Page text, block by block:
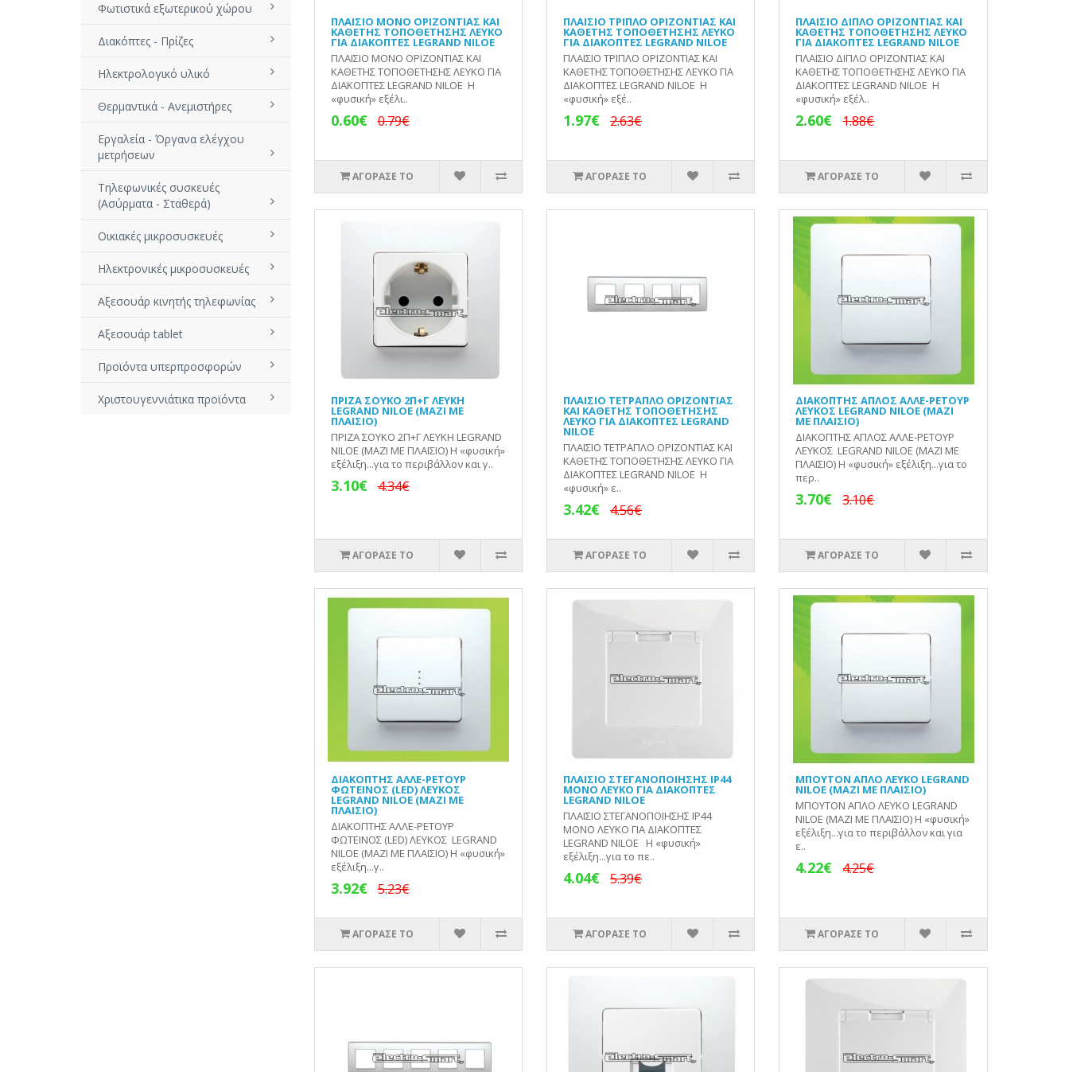
Φωτιστικά εξωτερικού χώρου
Διακόπτες - Πρίζες
Ηλεκτρολογικό υλικό
Θερμαντικά - Ανεμιστήρες
Εργαλεία - Όργανα ελέγχου
μετρήσεων
Τηλεφωνικές συσκευές
(Ασύρματα - Σταθερά)
Οικιακές μικροσυσκευές
Ηλεκτρονικές μικροσυσκευές
Αξεσουάρ κινητής τηλεφωνίας
Αξεσουάρ tablet
Προϊόντα υπερπροσφορών
Χριστουγεννιάτικα προϊόντα
ΠΛΑΙΣΙΟ ΜΟΝΟ ΟΡΙΖΟΝΤΙΑΣ ΚΑΙ
ΚΑΘΕΤΗΣ ΤΟΠΟΘΕΤΗΣΗΣ ΛΕΥΚΟ
ΓΙΑ ΔΙΑΚΟΠΤΕΣ LEGRAND NILOE
ΠΛΑΙΣΙΟ ΜΟΝΟ ΟΡΙΖΟΝΤΙΑΣ ΚΑΙ
ΚΑΘΕΤΗΣ ΤΟΠΟΘΕΤΗΣΗΣ ΛΕΥΚΟ ΓΙΑ
ΔΙΑΚΟΠΤΕΣ LEGRAND NILOE Η
«φυσική» εξέλι..
0.60€ 0.79€
ΑΓΟΡΑΣΕ ΤΟ
ΠΛΑΙΣΙΟ ΤΡΙΠΛΟ ΟΡΙΖΟΝΤΙΑΣ ΚΑΙ
ΚΑΘΕΤΗΣ ΤΟΠΟΘΕΤΗΣΗΣ ΛΕΥΚΟ
ΓΙΑ ΔΙΑΚΟΠΤΕΣ LEGRAND NILOE
ΠΛΑΙΣΙΟ ΤΡΙΠΛΟ ΟΡΙΖΟΝΤΙΑΣ ΚΑΙ
ΚΑΘΕΤΗΣ ΤΟΠΟΘΕΤΗΣΗΣ ΛΕΥΚΟ ΓΙΑ
ΔΙΑΚΟΠΤΕΣ LEGRAND NILOE Η
«φυσική» εξέ..
1.97€ 2.63€
ΑΓΟΡΑΣΕ ΤΟ
ΠΛΑΙΣΙΟ ΔΙΠΛΟ ΟΡΙΖΟΝΤΙΑΣ ΚΑΙ
ΚΑΘΕΤΗΣ ΤΟΠΟΘΕΤΗΣΗΣ ΛΕΥΚΟ
ΓΙΑ ΔΙΑΚΟΠΤΕΣ LEGRAND NILOE
ΠΛΑΙΣΙΟ ΔΙΠΛΟ ΟΡΙΖΟΝΤΙΑΣ ΚΑΙ
ΚΑΘΕΤΗΣ ΤΟΠΟΘΕΤΗΣΗΣ ΛΕΥΚΟ ΓΙΑ
ΔΙΑΚΟΠΤΕΣ LEGRAND NILOE Η
«φυσική» εξέλ..
2.60€ 1.88€
ΑΓΟΡΑΣΕ ΤΟ
ΠΡΙΖΑ ΣΟΥΚΟ 2Π+Γ ΛΕΥΚΗ
LEGRAND NILOE (ΜΑΖΙ ΜΕ
ΠΛΑΙΣΙΟ)
ΠΡΙΖΑ ΣΟΥΚΟ 2Π+Γ ΛΕΥΚΗ LEGRAND
NILOE (ΜΑΖΙ ΜΕ ΠΛΑΙΣΙΟ) Η «φυσική»
εξέλιξη...για το περιβάλλον και γ..
3.10€ 4.34€
ΑΓΟΡΑΣΕ ΤΟ
ΠΛΑΙΣΙΟ ΤΕΤΡΑΠΛΟ ΟΡΙΖΟΝΤΙΑΣ
ΚΑΙ ΚΑΘΕΤΗΣ ΤΟΠΟΘΕΤΗΣΗΣ
ΛΕΥΚΟ ΓΙΑ ΔΙΑΚΟΠΤΕΣ LEGRAND
NILOE
ΠΛΑΙΣΙΟ ΤΕΤΡΑΠΛΟ ΟΡΙΖΟΝΤΙΑΣ ΚΑΙ
ΚΑΘΕΤΗΣ ΤΟΠΟΘΕΤΗΣΗΣ ΛΕΥΚΟ ΓΙΑ
ΔΙΑΚΟΠΤΕΣ LEGRAND NILOE Η
«φυσική» ε..
3.42€ 4.56€
ΑΓΟΡΑΣΕ ΤΟ
ΔΙΑΚΟΠΤΗΣ ΑΠΛΟΣ ΑΛΛΕ-ΡΕΤΟΥΡ
ΛΕΥΚΟΣ LEGRAND NILOE (ΜΑΖΙ
ΜΕ ΠΛΑΙΣΙΟ)
ΔΙΑΚΟΠΤΗΣ ΑΠΛΟΣ ΑΛΛΕ-ΡΕΤΟΥΡ
ΛΕΥΚΟΣ LEGRAND NILOE (ΜΑΖΙ ΜΕ
ΠΛΑΙΣΙΟ) Η «φυσική» εξέλιξη...για το
περ..
3.70€ 3.10€
ΑΓΟΡΑΣΕ ΤΟ
ΔΙΑΚΟΠΤΗΣ ΑΛΛΕ-ΡΕΤΟΥΡ
ΦΩΤΕΙΝΟΣ (LED) ΛΕΥΚΟΣ
LEGRAND NILOE (ΜΑΖΙ ΜΕ
ΠΛΑΙΣΙΟ)
ΔΙΑΚΟΠΤΗΣ ΑΛΛΕ-ΡΕΤΟΥΡ
ΦΩΤΕΙΝΟΣ (LED) ΛΕΥΚΟΣ LEGRAND
NILOE (ΜΑΖΙ ΜΕ ΠΛΑΙΣΙΟ) Η «φυσική»
εξέλιξη...γ..
3.92€ 5.23€
ΑΓΟΡΑΣΕ ΤΟ
ΠΛΑΙΣΙΟ ΣΤΕΓΑΝΟΠΟΙΗΣΗΣ IP44
ΜΟΝΟ ΛΕΥΚΟ ΓΙΑ ΔΙΑΚΟΠΤΕΣ
LEGRAND NILOE
ΠΛΑΙΣΙΟ ΣΤΕΓΑΝΟΠΟΙΗΣΗΣ IP44
ΜΟΝΟ ΛΕΥΚΟ ΓΙΑ ΔΙΑΚΟΠΤΕΣ
LEGRAND NILOE Η «φυσική»
εξέλιξη...για το πε..
4.04€ 5.39€
ΑΓΟΡΑΣΕ ΤΟ
ΜΠΟΥΤΟΝ ΑΠΛΟ ΛΕΥΚΟ LEGRAND
NILOE (ΜΑΖΙ ΜΕ ΠΛΑΙΣΙΟ)
ΜΠΟΥΤΟΝ ΑΠΛΟ ΛΕΥΚΟ LEGRAND
NILOE (ΜΑΖΙ ΜΕ ΠΛΑΙΣΙΟ) Η «φυσική»
εξέλιξη...για το περιβάλλον και για
ε..
4.22€ 4.25€
ΑΓΟΡΑΣΕ ΤΟ